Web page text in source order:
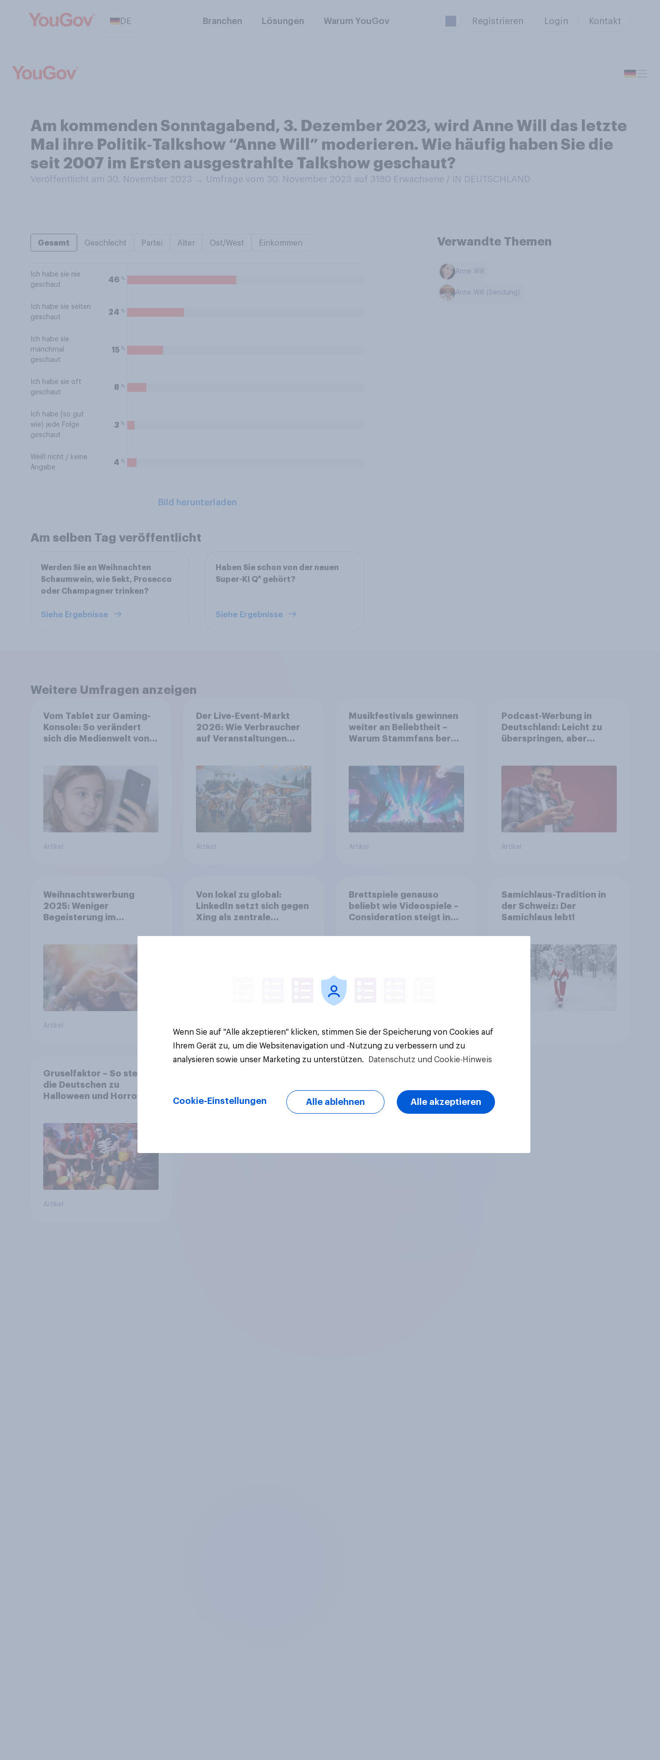
DE Branchen Lösungen Warum YouGov Registrieren Login Kontakt
Am kommenden Sonntagabend, 3. Dezember 2023, wird Anne Will das letzte
Mal ihre Politik‑Talkshow “Anne Will” moderieren. Wie häufig haben Sie die
seit 2007 im Ersten ausgestrahlte Talkshow geschaut?
Veröffentlicht am 30. November 2023 → Umfrage vom 30. November 2023 auf 3180 Erwachsene / IN DEUTSCHLAND
Gesamt Geschlecht Partei Alter Ost/West Einkommen
Ich habe sie nie
geschaut
46 %
Ich habe sie selten
geschaut
24 %
Ich habe sie
manchmal
geschaut
15 %
Ich habe sie oft
geschaut
8 %
Ich habe (so gut
wie) jede Folge
geschaut
3 %
Weiß nicht / keine
Angabe
4 %
Bild herunterladen
Verwandte Themen
Anne Will
Anne Will (Sendung)
Am selben Tag veröffentlicht
Werden Sie an Weihnachten
Schaumwein, wie Sekt, Prosecco
oder Champagner trinken?
Siehe Ergebnisse
Haben Sie schon von der neuen
Super-KI Q* gehört?
Siehe Ergebnisse
Weitere Umfragen anzeigen
Vom Tablet zur Gaming-
Konsole: So verändert
sich die Medienwelt von
Artikel
Der Live-Event-Markt
2026: Wie Verbraucher
auf Veranstaltungen
Artikel
Musikfestivals gewinnen
weiter an Beliebtheit –
Warum Stammfans bereit
Artikel
Podcast-Werbung in
Deutschland: Leicht zu
überspringen, aber
Artikel
Weihnachtswerbung
2025: Weniger
Begeisterung im
mehr bei Top-Kampagnen
Werbelieblinge an
Artikel
Von lokal zu global:
LinkedIn setzt sich gegen
Xing als zentrale
Brettspiele genauso
beliebt wie Videospiele –
Consideration steigt in
Samichlaus-Tradition in
der Schweiz: Der
Samichlaus lebt!
Gruselfaktor – So stehen
die Deutschen zu
Halloween und Horror
Artikel
Wenn Sie auf "Alle akzeptieren" klicken, stimmen Sie der Speicherung von Cookies auf
Ihrem Gerät zu, um die Websitenavigation und -Nutzung zu verbessern und zu
analysieren sowie unser Marketing zu unterstützen.
Datenschutz und Cookie-Hinweis
Cookie-Einstellungen Alle ablehnen Alle akzeptieren